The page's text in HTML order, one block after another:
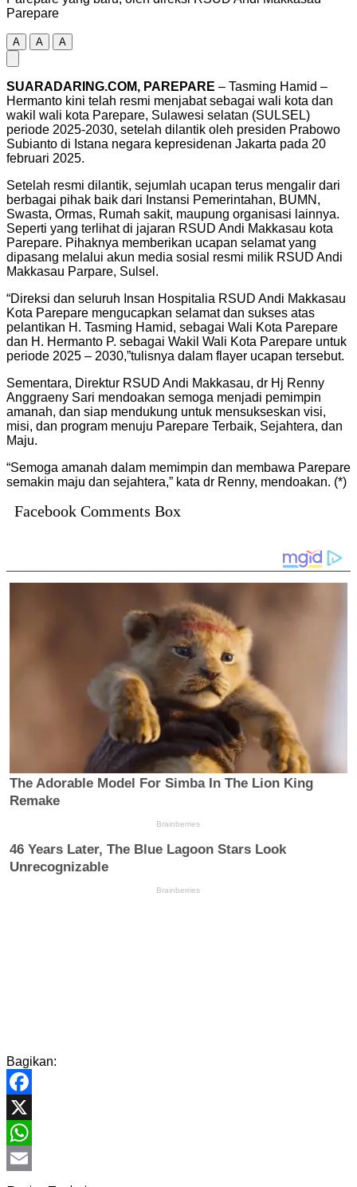
Parepare
A A A
SUARADARING.COM, PAREPARE – Tasming Hamid –
Hermanto kini telah resmi menjabat sebagai wali kota dan
wakil wali kota Parepare, Sulawesi selatan (SULSEL)
periode 2025-2030, setelah dilantik oleh presiden Prabowo
Subianto di Istana negara kepresidenan Jakarta pada 20
februari 2025.
Setelah resmi dilantik, sejumlah ucapan terus mengalir dari
berbagai pihak baik dari Instansi Pemerintahan, BUMN,
Swasta, Ormas, Rumah sakit, maupung organisasi lainnya.
Seperti yang terlihat di jajaran RSUD Andi Makkasau kota
Parepare. Pihaknya memberikan ucapan selamat yang
dipasang melalui akun media sosial resmi milik RSUD Andi
Makkasau Parpare, Sulsel.
“Direksi dan seluruh Insan Hospitalia RSUD Andi Makkasau
Kota Parepare mengucapkan selamat dan sukses atas
pelantikan H. Tasming Hamid, sebagai Wali Kota Parepare
dan H. Hermanto P. sebagai Wakil Wali Kota Parepare untuk
periode 2025 – 2030,”tulisnya dalam flayer ucapan tersebut.
Sementara, Direktur RSUD Andi Makkasau, dr Hj Renny
Anggraeny Sari mendoakan semoga menjadi pemimpin
amanah, dan siap mendukung untuk mensukseskan visi,
misi, dan program menuju Parepare Terbaik, Sejahtera, dan
Maju.
“Semoga amanah dalam memimpin dan membawa Parepare
semakin maju dan sejahtera,” kata dr Renny, mendoakan. (*)
Facebook Comments Box
Bagikan:
Facebook
X
WhatsApp
Email